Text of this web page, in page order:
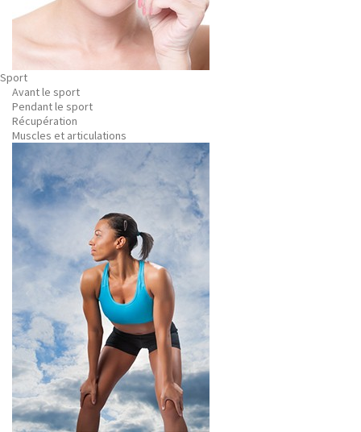
Sport
Avant le sport
Pendant le sport
Récupération
Muscles et articulations